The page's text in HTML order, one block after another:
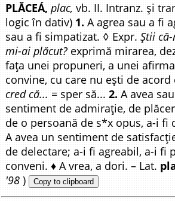
PLĂCEÁ, plac, vb. II. Intranz. și
logic în dativ) 1. A agrea sau a fi
sau a fi simpatizat. ◊ Expr.Știi
mi-ai plăcut? exprimă mirarea,
fața unei propuneri, a unei
convine, cu care nu ești de
cred că... = sper să...2. A avea
sentiment de admirație, de
de o persoană de s*x opus, a-i fi
A avea un sentiment de
de delectare; a-i fi agreabil, a-i fi
conveni. ♦ A vrea, a dori. – Lat.
'98 ) Copy to clipboard